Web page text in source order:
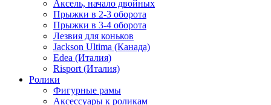
Аксель, начало двойных
Прыжки в 2-3 оборота
Прыжки в 3-4 оборота
Лезвия для коньков
Jackson Ultima (Канада)
Edea (Италия)
Risport (Италия)
Ролики
Фигурные рамы
Аксессуары к роликам